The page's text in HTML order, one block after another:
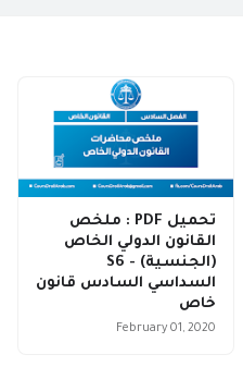
تحميل PDF : ملخص
القانون الدولي الخاص
(الجنسية) - S6
السداسي السادس قانون
خاص
February 01, 2020